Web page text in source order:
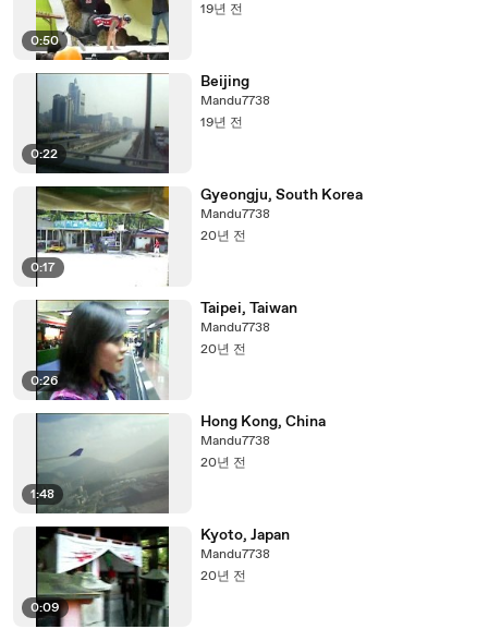
0:50
19년 전
0:22
Beijing
Mandu7738
19년 전
0:17
Gyeongju, South Korea
Mandu7738
20년 전
0:26
Taipei, Taiwan
Mandu7738
20년 전
1:48
Hong Kong, China
Mandu7738
20년 전
0:09
Kyoto, Japan
Mandu7738
20년 전